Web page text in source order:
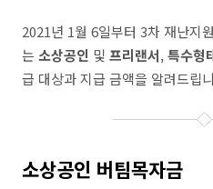
2021년 1월 6일부터 3차 재난지
는 소상공인 및 프리랜서,특수형
급 대상과 지급 금액을 알려드립
소상공인 버팀목자금